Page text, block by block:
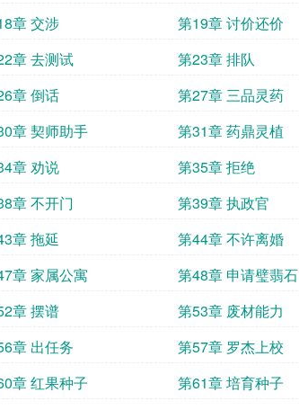
章 交涉
第19章 讨价还价
章 去测试
第23章 排队
章 倒话
第27章 三品灵药
章 契师助手
第31章 药鼎灵植
章 劝说
第35章 拒绝
章 不开门
第39章 执政官
章 拖延
第44章 不许离婚
章 家属公寓
第48章 申请璧翡石
章 摆谱
第53章 废材能力
章 出任务
第57章 罗杰上校
章 红果种子
第61章 培育种子